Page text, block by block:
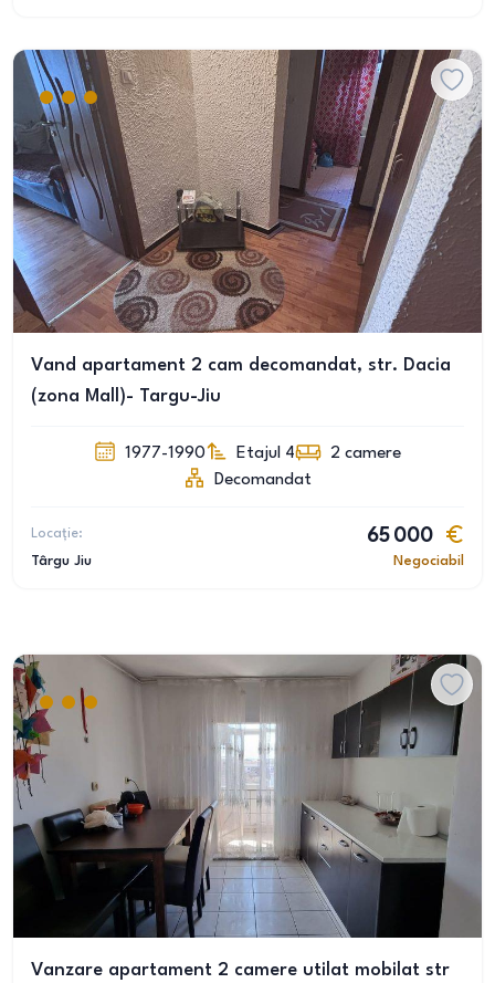
Vand apartament 2 cam decomandat, str. Dacia
(zona Mall)- Targu-Jiu
1977-1990 Etajul 4 2 camere
Decomandat
Locație:
Târgu Jiu
65 000
Negociabil
Vanzare apartament 2 camere utilat mobilat str